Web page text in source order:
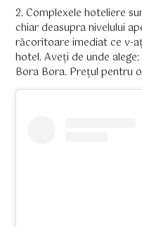
2. Complexele hoteliere
chiar deasupra nivelului
răcoritoare imediat ce v-
hotel. Aveți de unde
Bora Bora. Prețul pentru